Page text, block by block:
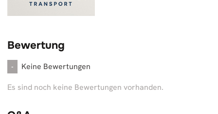
Bewertung
- Keine Bewertungen
Es sind noch keine Bewertungen vorhanden.